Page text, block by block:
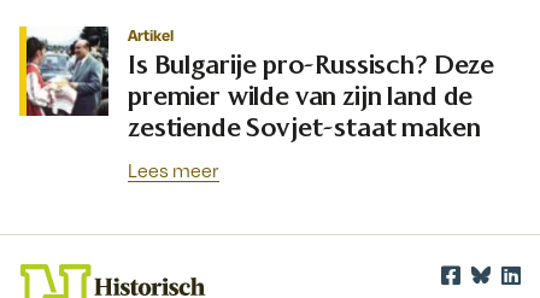
Artikel
Is Bulgarije pro-Russisch? Deze
premier wilde van zijn land de
zestiende Sovjet-staat maken
Lees meer